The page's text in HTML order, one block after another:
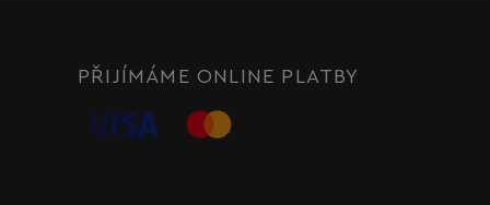
PŘIJÍMÁME ONLINE PLATBY